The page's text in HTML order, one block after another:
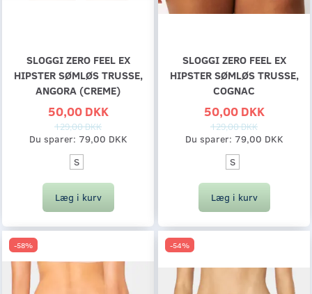
SLOGGI ZERO FEEL EX
HIPSTER SØMLØS TRUSSE,
ANGORA (CREME)
50,00 DKK
129,00 DKK
Du sparer: 79,00 DKK
S
Læg i kurv
SLOGGI ZERO FEEL EX
HIPSTER SØMLØS TRUSSE,
COGNAC
50,00 DKK
129,00 DKK
Du sparer: 79,00 DKK
S
Læg i kurv
-58% -54%